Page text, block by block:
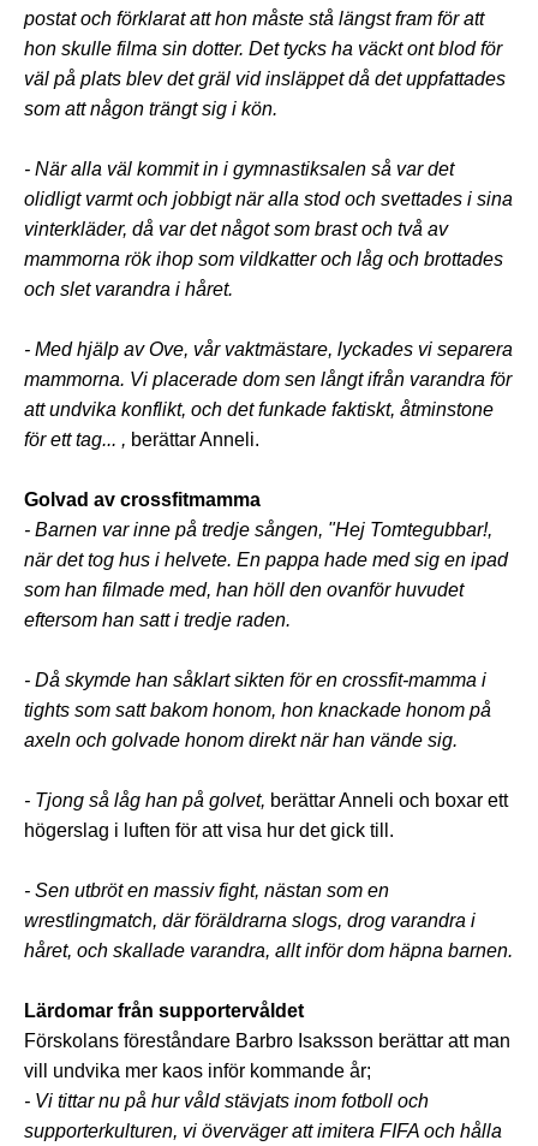
postat och förklarat att hon måste stå längst fram för att
hon skulle filma sin dotter. Det tycks ha väckt ont blod för
väl på plats blev det gräl vid insläppet då det uppfattades
som att någon trängt sig i kön.
- När alla väl kommit in i gymnastiksalen så var det
olidligt varmt och jobbigt när alla stod och svettades i sina
vinterkläder, då var det något som brast och två av
mammorna rök ihop som vildkatter och låg och brottades
och slet varandra i håret.
- Med hjälp av Ove, vår vaktmästare, lyckades vi separera
mammorna. Vi placerade dom sen långt ifrån varandra för
att undvika konflikt, och det funkade faktiskt, åtminstone
för ett tag... , berättar Anneli.
Golvad av crossfitmamma
- Barnen var inne på tredje sången, "Hej Tomtegubbar!,
när det tog hus i helvete. En pappa hade med sig en ipad
som han filmade med, han höll den ovanför huvudet
eftersom han satt i tredje raden.
- Då skymde han såklart sikten för en crossfit-mamma i
tights som satt bakom honom, hon knackade honom på
axeln och golvade honom direkt när han vände sig.
- Tjong så låg han på golvet, berättar Anneli och boxar ett
högerslag i luften för att visa hur det gick till.
- Sen utbröt en massiv fight, nästan som en
wrestlingmatch, där föräldrarna slogs, drog varandra i
håret, och skallade varandra, allt inför dom häpna barnen.
Lärdomar från supportervåldet
Förskolans föreståndare Barbro Isaksson berättar att man
vill undvika mer kaos inför kommande år;
- Vi tittar nu på hur våld stävjats inom fotboll och
supporterkulturen, vi överväger att imitera FIFA och hålla